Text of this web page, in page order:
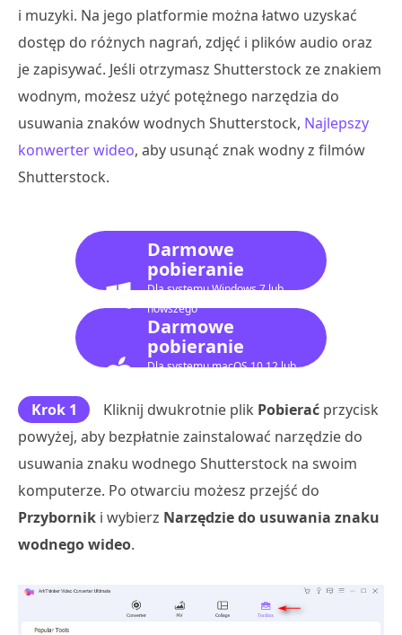
i muzyki. Na jego platformie można łatwo uzyskać
dostęp do różnych nagrań, zdjęć i plików audio oraz
je zapisywać. Jeśli otrzymasz Shutterstock ze znakiem
wodnym, możesz użyć potężnego narzędzia do
usuwania znaków wodnych Shutterstock, Najlepszy
konwerter wideo, aby usunąć znak wodny z filmów
Shutterstock.
Darmowe
pobieranie
Dla systemu Windows 7 lub
nowszego
Darmowe
pobieranie
Dla systemu macOS 10.12 lub
Krok 1 Kliknij dwukrotnie plik Pobierać przycisk
powyżej, aby bezpłatnie zainstalować narzędzie do
usuwania znaku wodnego Shutterstock na swoim
komputerze. Po otwarciu możesz przejść do
Przybornik i wybierz Narzędzie do usuwania znaku
wodnego wideo.